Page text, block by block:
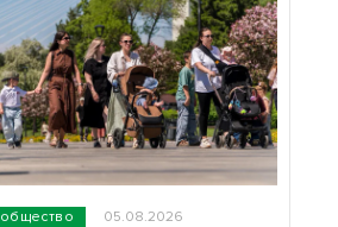
общество 05.08.2026